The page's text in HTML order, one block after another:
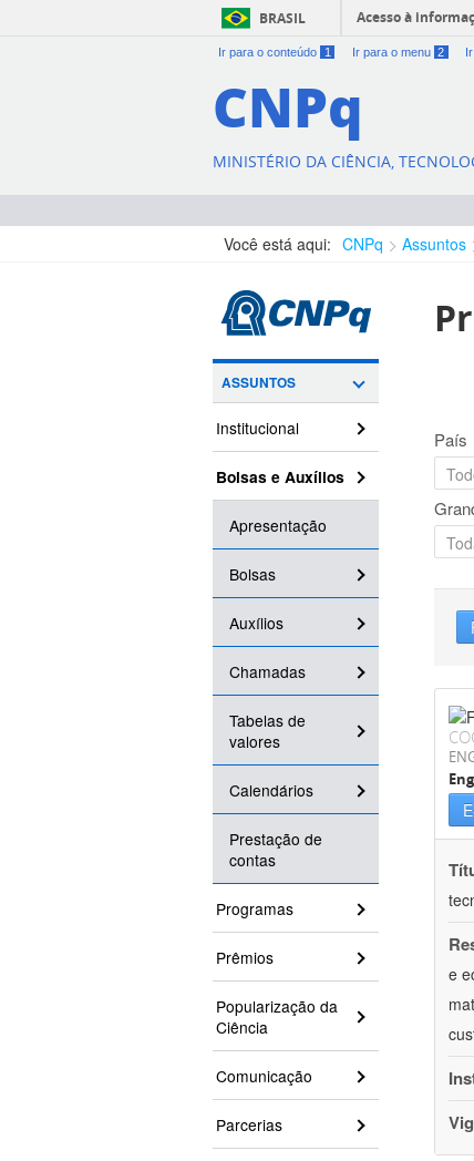
BRASIL Acesso à
Ir para o conteúdo 1 Ir para o menu 2
CNPq
MINISTÉRIO DA CIÊNCIA,
Você está aqui: CNPq Assuntos
ASSUNTOS
Institucional
Bolsas e Auxílios
Apresentação
Bolsas
Auxílios
Chamadas
Tabelas de
valores
Calendários
Prestação de
contas
Programas
Prêmios
Popularização da
Ciência
Comunicação
Parcerias
País
e